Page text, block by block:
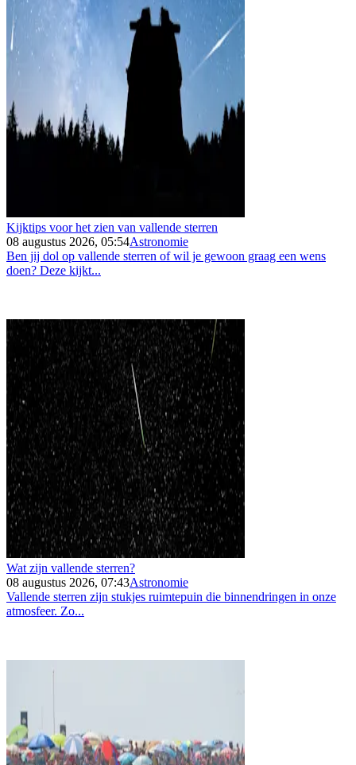
Kijktips voor het zien van vallende sterren
08 augustus 2026, 05:54Astronomie
Ben jij dol op vallende sterren of wil je gewoon graag een wens
doen? Deze kijkt...
Wat zijn vallende sterren?
08 augustus 2026, 07:43Astronomie
Vallende sterren zijn stukjes ruimtepuin die binnendringen in onze
atmosfeer. Zo...